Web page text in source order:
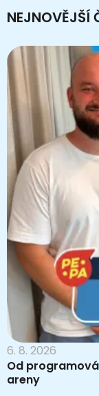
NEJNOVĚJŠÍ
6. 8. 2026
Od
areny